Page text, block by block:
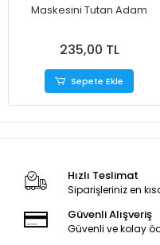
Maskesini Tutan Adam
235,00 TL
Sepete Ekle
Hızlı Teslimat
Siparişleriniz en
Güvenli Alışveriş
Güvenli ve kolay